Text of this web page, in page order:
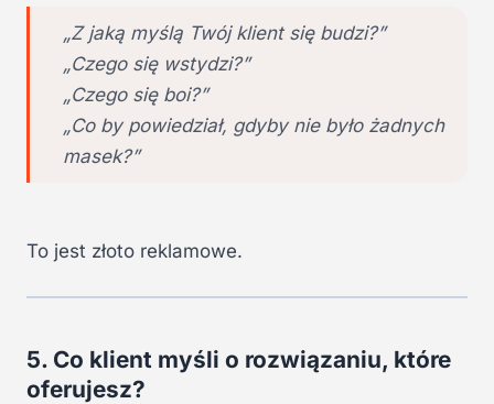
„Z jaką myślą Twój klient się budzi?”
„Czego się wstydzi?”
„Czego się boi?”
„Co by powiedział, gdyby nie było żadnych
masek?”
To jest złoto reklamowe.
5. Co klient myśli o rozwiązaniu, które
oferujesz?